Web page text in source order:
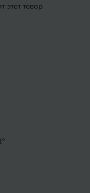
этот товар
на-Дону